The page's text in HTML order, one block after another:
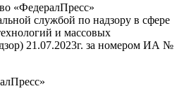
«ФедералПресс»
службой по надзору в сфере
и массовых
21.07.2023г. за номером ИА №